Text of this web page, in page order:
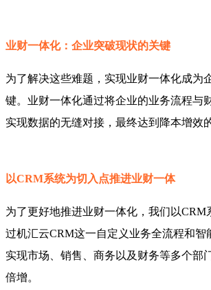
业财一体化：企业突破现状的关键
为了解决这些难题，实现业财一体化成为
键。业财一体化通过将企业的业务流程与
实现数据的无缝对接，最终达到降本增效
以CRM系统为切入点推进业财一体
为了更好地推进业财一体化，我们以CRM
过机汇云CRM这一自定义业务全流程和智
实现市场、销售、商务以及财务等多个部
倍增。